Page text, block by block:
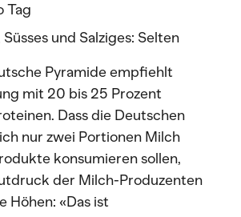
Tag
und Salziges: Selten
Pyramide empfiehlt
mit 20 bis 25 Prozent
Dass die Deutschen
nur zwei Portionen Milch
konsumieren sollen,
der Milch-Produzenten
Höhen: «Das ist